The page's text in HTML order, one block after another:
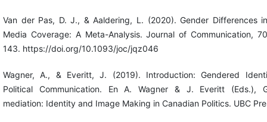
Van der Pas, D. J., & Aaldering, L. (2020). Gender Differences
Media Coverage: A Meta-Analysis. Journal of Communication,
143. https://doi.org/10.1093/joc/jqz046
Wagner, A., & Everitt, J. (2019). Introduction: Gendered
Political Communication. En A. Wagner & J. Everitt (Eds.),
mediation: Identity and Image Making in Canadian Politics. UBC